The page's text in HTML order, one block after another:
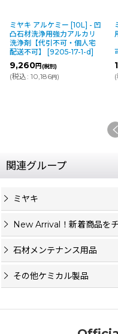
アルケミー [10L] - 凹
洗浄用強力アルカリ
【代引不可・個人宅
可】 [9205-17-1-d]
円(税別)
10,186円 )
ミヤキ
用浸透性
【代引
可】
関連グループ
ミヤキ
New Arrival！新着商品を
石材メンテナンス用品
その他ケミカル製品